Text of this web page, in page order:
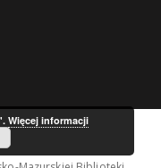
Więcej informacji